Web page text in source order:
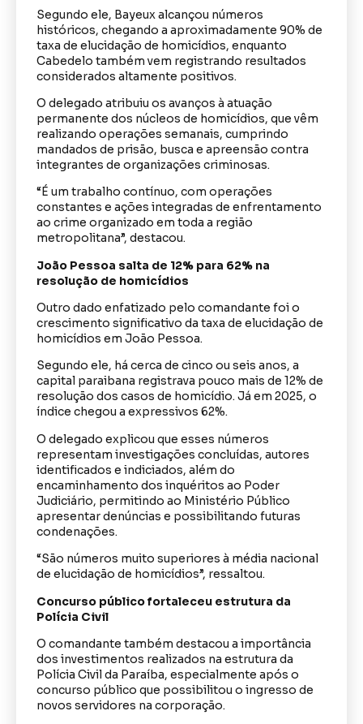
Segundo ele, Bayeux alcançou números
históricos, chegando a aproximadamente 90% de
taxa de elucidação de homicídios, enquanto
Cabedelo também vem registrando resultados
considerados altamente positivos.
O delegado atribuiu os avanços à atuação
permanente dos núcleos de homicídios, que vêm
realizando operações semanais, cumprindo
mandados de prisão, busca e apreensão contra
integrantes de organizações criminosas.
“É um trabalho contínuo, com operações
constantes e ações integradas de enfrentamento
ao crime organizado em toda a região
metropolitana”, destacou.
João Pessoa salta de 12% para 62% na
resolução de homicídios
Outro dado enfatizado pelo comandante foi o
crescimento significativo da taxa de elucidação de
homicídios em João Pessoa.
Segundo ele, há cerca de cinco ou seis anos, a
capital paraibana registrava pouco mais de 12% de
resolução dos casos de homicídio. Já em 2025, o
índice chegou a expressivos 62%.
O delegado explicou que esses números
representam investigações concluídas, autores
identificados e indiciados, além do
encaminhamento dos inquéritos ao Poder
Judiciário, permitindo ao Ministério Público
apresentar denúncias e possibilitando futuras
condenações.
“São números muito superiores à média nacional
de elucidação de homicídios”, ressaltou.
Concurso público fortaleceu estrutura da
Polícia Civil
O comandante também destacou a importância
dos investimentos realizados na estrutura da
Polícia Civil da Paraíba, especialmente após o
concurso público que possibilitou o ingresso de
novos servidores na corporação.